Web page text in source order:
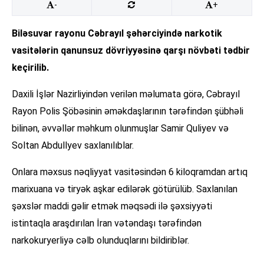
- +
Biləsuvar rayonu Cəbrayıl şəhərciyində narkotik
vasitələrin qanunsuz dövriyyəsinə qarşı növbəti tədbir
keçirilib.
Daxili İşlər Nazirliyindən verilən məlumata görə, Cəbrayıl
Rayon Polis Şöbəsinin əməkdaşlarının tərəfindən şübhəli
bilinən, əvvəllər məhkum olunmuşlar Samir Quliyev və
Soltan Abdullyev saxlanılıblar.
Onlara məxsus nəqliyyat vasitəsindən 6 kiloqramdan artıq
marixuana və tiryək aşkar edilərək götürülüb. Saxlanılan
şəxslər maddi gəlir etmək məqsədi ilə şəxsiyyəti
istintaqla araşdırılan İran vətəndaşı tərəfindən
narkokuryerliyə cəlb olunduqlarını bildiriblər.